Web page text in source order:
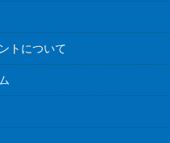
トについて